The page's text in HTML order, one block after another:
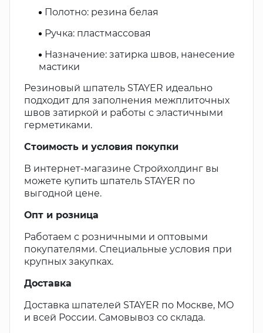
Полотно: резина белая
Ручка: пластмассовая
Назначение: затирка швов, нанесение
мастики
Резиновый шпатель STAYER идеально
подходит для заполнения межплиточных
швов затиркой и работы с эластичными
герметиками.
Стоимость и условия покупки
В интернет-магазине Стройхолдинг вы
можете купить шпатель STAYER по
выгодной цене.
Опт и розница
Работаем с розничными и оптовыми
покупателями. Специальные условия при
крупных закупках.
Доставка
Доставка шпателей STAYER по Москве, МО
и всей России. Самовывоз со склада.